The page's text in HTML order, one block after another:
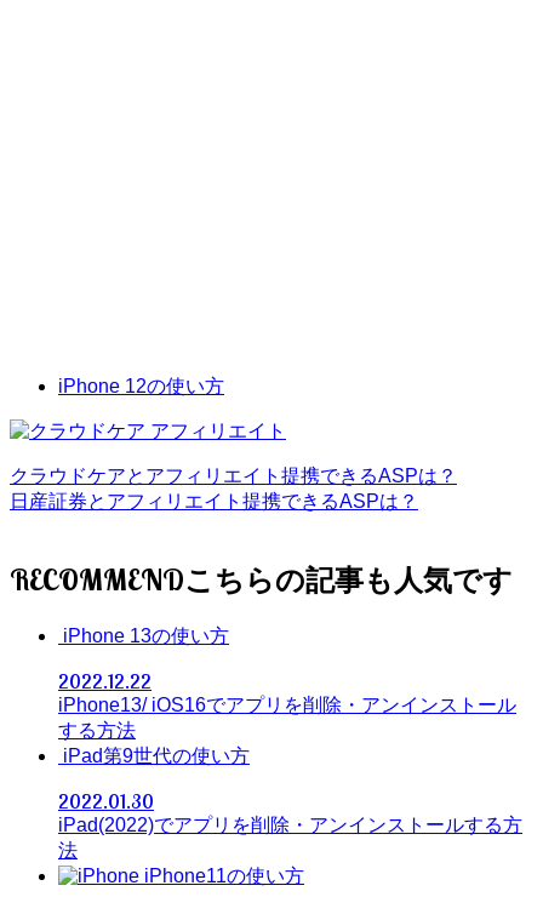
iPhone 12の使い方
クラウドケアとアフィリエイト提携できるASPは？
日産証券とアフィリエイト提携できるASPは？
RECOMMEND
iPhone 13の使い方
2022.12.22
iPhone13/ iOS16でアプリを削除・アンインストール
する方法
iPad第9世代の使い方
2022.01.30
iPad(2022)でアプリを削除・アンインストールする方
法
iPhone11の使い方